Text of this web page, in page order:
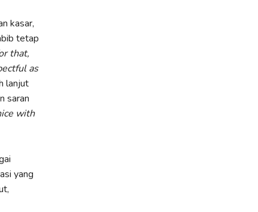
kasar,
tetap
that,
as
lanjut
saran
with
yang